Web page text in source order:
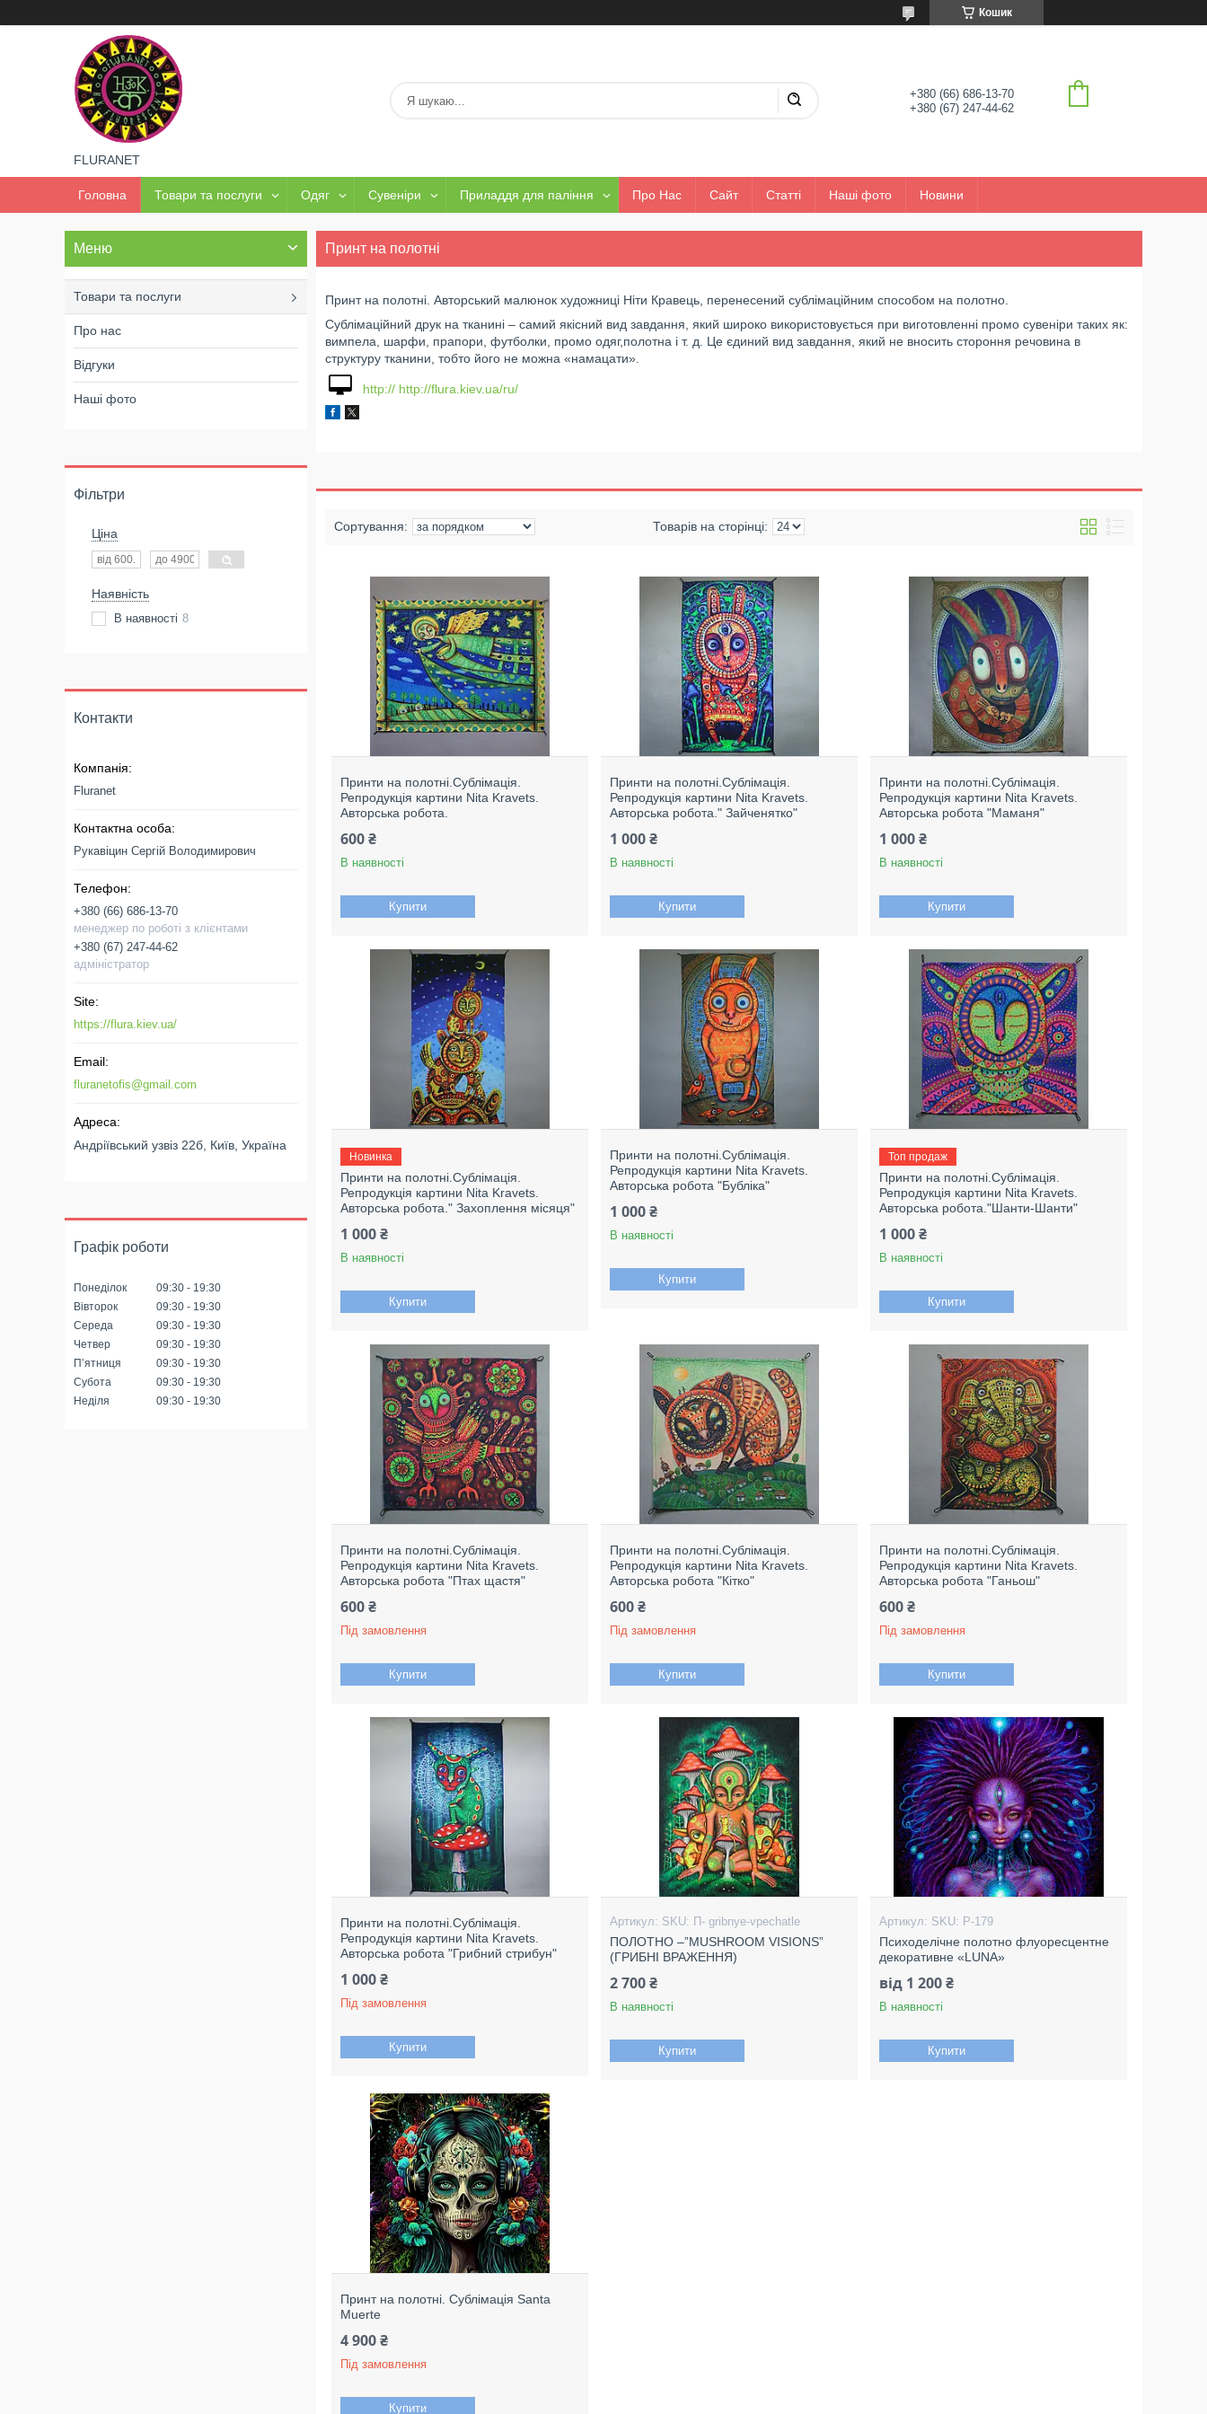
Кошик
FLURANET
+380 (66) 686-13-70
+380 (67) 247-44-62
Головна Товари та послуги Одяг Сувеніри Приладдя для паління Про Нас Сайт Статті Наші фото Новини
Принт на полотні
Принт на полотні. Авторський малюнок художниці Ніти Кравець, перенесений сублімаційним способом на полотно.
Сублімаційний друк на тканині – самий якісний вид завдання, який широко використовується при виготовленні промо сувеніри таких як:
вимпела, шарфи, прапори, футболки, промо одяг,полотна і т. д. Це єдиний вид завдання, який не вносить стороння речовина в
структуру тканини, тобто його не можна «намацати».
http:// http://flura.kiev.ua/ru/
Принти на полотні.Сублімація.
Репродукція картини Nita Kravets.
Авторська робота.
600 ₴
В наявності
Купити
Принти на полотні.Сублімація.
Репродукція картини Nita Kravets.
Авторська робота." Зайченятко"
1 000 ₴
В наявності
Купити
Принти на полотні.Сублімація.
Репродукція картини Nita Kravets.
Авторська робота "Маманя"
1 000 ₴
В наявності
Купити
Новинка
Принти на полотні.Сублімація.
Репродукція картини Nita Kravets.
Авторська робота." Захоплення місяця"
1 000 ₴
В наявності
Купити
Принти на полотні.Сублімація.
Репродукція картини Nita Kravets.
Авторська робота "Бубліка"
1 000 ₴
В наявності
Купити
Топ продаж
Принти на полотні.Сублімація.
Репродукція картини Nita Kravets.
Авторська робота."Шанти-Шанти"
1 000 ₴
В наявності
Купити
Принти на полотні.Сублімація.
Репродукція картини Nita Kravets.
Авторська робота "Птах щастя"
600 ₴
Під замовлення
Купити
Принти на полотні.Сублімація.
Репродукція картини Nita Kravets.
Авторська робота "Кітко"
600 ₴
Під замовлення
Купити
Принти на полотні.Сублімація.
Репродукція картини Nita Kravets.
Авторська робота "Ганьош"
600 ₴
Під замовлення
Купити
Принти на полотні.Сублімація.
Репродукція картини Nita Kravets.
Авторська робота "Грибний стрибун"
1 000 ₴
Під замовлення
Купити
SKU: П- gribnye-vpechatle
ПОЛОТНО –”MUSHROOM VISIONS”
(ГРИБНІ ВРАЖЕННЯ)
2 700 ₴
В наявності
Купити
SKU: P-179
Психоделічне полотно флуоресцентне
декоративне «LUNA»
від 1 200 ₴
В наявності
Купити
Принт на полотні. Сублімація Santa
Muerte
4 900 ₴
Під замовлення
Купити
Товари та послуги
Про нас
Відгуки
Наші фото
Фільтри
Ціна
Наявність
В наявності 8
Контакти
Fluranet
Рукавіцин Сергій Володимирович
+380 (66) 686-13-70
менеджер по роботі з клієнтами
+380 (67) 247-44-62
адміністратор
https://flura.kiev.ua/
fluranetofis@gmail.com
Андріївський узвіз 22б, Київ, Україна
Графік роботи
Понеділок 09:30
19:30
Вівторок
09:30
19:30
Середа
09:30
19:30
Четвер
09:30
19:30
Пʼятниця
09:30
19:30
Субота
09:30
19:30
Неділя
09:30 19:30